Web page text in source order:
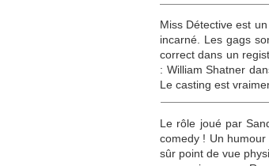
Miss Détective est
incarné. Les gags
correct dans un
: William Shatner
Le casting est
Le rôle joué par
comedy ! Un
sûr point de vue